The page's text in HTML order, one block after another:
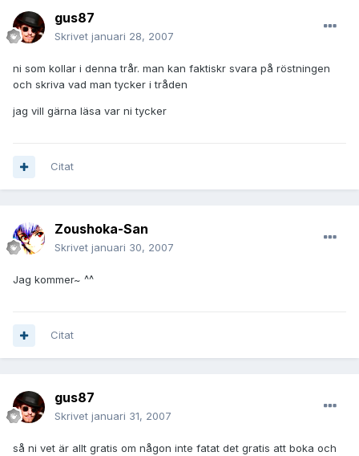
gus87
Skrivet januari 28, 2007
ni som kollar i denna trår. man kan faktiskr svara på röstningen
och skriva vad man tycker i tråden
jag vill gärna läsa var ni tycker
Citat
Zoushoka-San
Skrivet januari 30, 2007
Jag kommer~ ^^
Citat
gus87
Skrivet januari 31, 2007
så ni vet är allt gratis om någon inte fatat det gratis att boka och